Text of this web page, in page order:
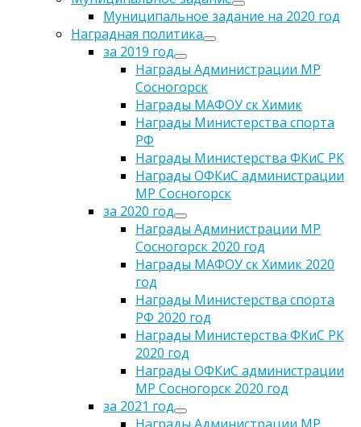
Муниципальное задание на 2020 год
Наградная политика
за 2019 год
Награды Администрации МР
Сосногорск
Награды МАФОУ ск Химик
Награды Министерства спорта
РФ
Награды Министерства ФКиС РК
Награды ОФКиС администрации
МР Сосногорск
за 2020 год
Награды Администрации МР
Сосногорск 2020 год
Награды МАФОУ ск Химик 2020
год
Награды Министерства спорта
РФ 2020 год
Награды Министерства ФКиС РК
2020 год
Награды ОФКиС администрации
МР Сосногорск 2020 год
за 2021 год